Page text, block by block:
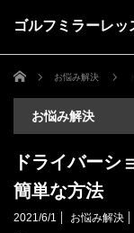
ゴルフミラーレッ
ホーム お悩み解決
お悩み解決
ドライバーシ
簡単な方法
2021/6/1 お悩み解決